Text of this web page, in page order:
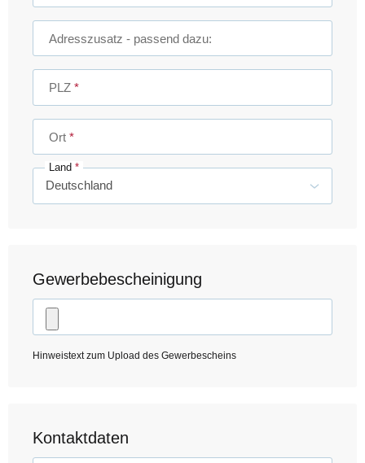
Adresszusatz - passend dazu:
PLZ
Ort
Land
Gewerbebescheinigung
Hinweistext zum Upload des Gewerbescheins
Kontaktdaten